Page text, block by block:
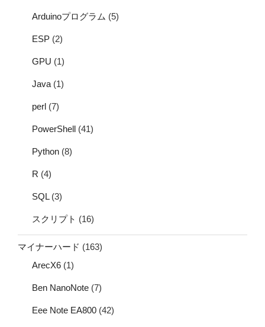
Arduinoプログラム (5)
ESP (2)
GPU (1)
Java (1)
perl (7)
PowerShell (41)
Python (8)
R (4)
SQL(3)
スクリプト (16)
マイナーハード (163)
ArecX6 (1)
Ben NanoNote (7)
Eee Note EA800 (42)